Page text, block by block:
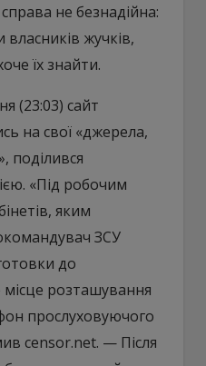
не безнадійна:
жучків,
їх знайти.
(23:03) сайт
на свої «джерела,
поділився
«Під робочим
яким
ЗСУ
до
розташування
прослуховуючого
censor.net. — Після